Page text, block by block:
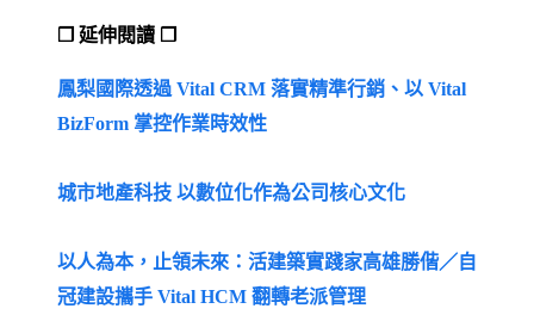
❒ 延伸閱讀 ❒
鳳梨國際透過 Vital CRM 落實精準行銷、以 Vital
BizForm 掌控作業時效性
城市地產科技 以數位化作為公司核心文化
以人為本，止領未來：活建築實踐家高雄勝偕／自
冠建設攜手 Vital HCM 翻轉老派管理